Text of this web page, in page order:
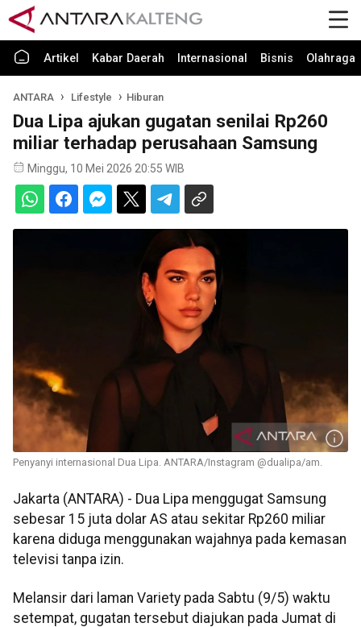
Artikel Kabar Daerah Internasional Bisnis Olahraga
ANTARA Lifestyle Hiburan
Dua Lipa ajukan gugatan senilai Rp260
miliar terhadap perusahaan Samsung
Minggu, 10 Mei 2026 20:55 WIB
Penyanyi internasional Dua Lipa. ANTARA/Instagram @dualipa/am.
Jakarta (ANTARA) - Dua Lipa menggugat Samsung
sebesar 15 juta dolar AS atau sekitar Rp260 miliar
karena diduga menggunakan wajahnya pada kemasan
televisi tanpa izin.
Melansir dari laman Variety pada Sabtu (9/5) waktu
setempat, gugatan tersebut diajukan pada Jumat di